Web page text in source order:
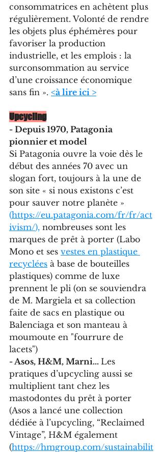
consommatrices en achètent plus
régulièrement. Volonté de rendre
les objets plus éphémères pour
favoriser la production
industrielle, et les emplois : la
surconsommation au service
d’une croissance économique
sans fin ». <à lire ici >
Upcycling
- Depuis 1970, Patagonia
pionnier et model
Si Patagonia ouvre la voie dès le
début des années 70 avec un
slogan fort, toujours à la une de
son site « si nous existons c’est
pour sauver notre planète »
(https://eu.patagonia.com/fr/fr/act
ivism/), nombreuses sont les
marques de prêt à porter (Labo
Mono et ses vestes en plastique
recyclées à base de bouteilles
plastiques) comme de luxe
prennent le pli (on se souviendra
de M. Margiela et sa collection
faite de sacs en plastique ou
Balenciaga et son manteau à
moumoute en "fourrure de
lacets")
- Asos, H&M, Marni... Les
pratiques d’upcycling aussi se
multiplient tant chez les
mastodontes du prêt à porter
(Asos a lancé une collection
dédiée à l’upcycling, “Reclaimed
Vintage”, H&M également
(https://hmgroup.com/sustainabilit